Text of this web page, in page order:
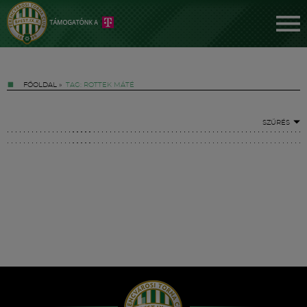
FŐOLDAL » TAG: ROTTEK MÁTÉ
SZŰRÉS
Hírek